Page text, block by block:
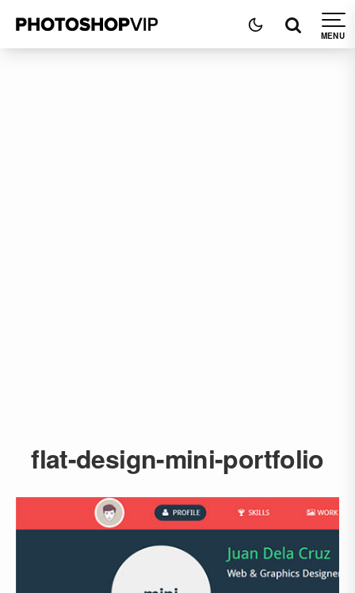
flat-design-mini-portfolio